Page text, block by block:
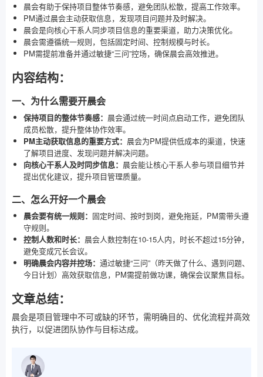
晨会有助于保持项目整体节奏感，避免团队松散，提高工作效率。
PM通过晨会主动获取信息，发现项目问题并及时解决。
晨会是向核心干系人同步项目信息的重要渠道，助力决策优化。
晨会需遵循统一规则，包括固定时间、控制规模与时长。
PM需提前准备并通过敏捷“三问”控场，确保晨会高效推进。
内容结构：
一、为什么需要开晨会
保持项目的整体节奏感： 晨会通过统一时间点启动工作，避免团队
成员松散，提升整体协作效率。
PM主动获取信息的重要方式： 晨会为PM提供低成本的渠道，快速
了解项目进度、发现问题并解决问题。
向核心干系人及时同步信息： 晨会能让核心干系人参与项目细节并
提出优化建议，提升项目管理质量。
二、怎么开好一个晨会
晨会要有统一规则： 固定时间、按时到岗，避免拖延，PM需带头遵
守规则。
控制人数和时长： 晨会人数控制在10-15人内，时长不超过15分钟，
避免变成冗长会议。
明确晨会内容并控场： 通过敏捷“三问”（昨天做了什么、遇到问题、
今日计划）高效获取信息，PM需提前做功课，确保会议聚焦目标。
文章总结：
晨会是项目管理中不可或缺的环节，需明确目的、优化流程并高效
执行，以促进团队协作与目标达成。